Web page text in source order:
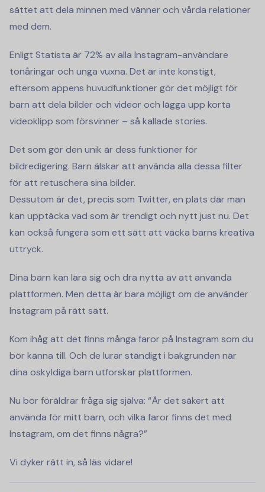
sättet att dela minnen med vänner och vårda relationer
med dem.
Enligt Statista är 72% av alla Instagram-användare
tonåringar och unga vuxna. Det är inte konstigt,
eftersom appens huvudfunktioner gör det möjligt för
barn att dela bilder och videor och lägga upp korta
videoklipp som försvinner – så kallade stories.
Det som gör den unik är dess funktioner för
bildredigering. Barn älskar att använda alla dessa filter
för att retuschera sina bilder.
Dessutom är det, precis som Twitter, en plats där man
kan upptäcka vad som är trendigt och nytt just nu. Det
kan också fungera som ett sätt att väcka barns kreativa
uttryck.
Dina barn kan lära sig och dra nytta av att använda
plattformen. Men detta är bara möjligt om de använder
Instagram på rätt sätt.
Kom ihåg att det finns många faror på Instagram som du
bör känna till. Och de lurar ständigt i bakgrunden när
dina oskyldiga barn utforskar plattformen.
Nu bör föräldrar fråga sig själva: “Är det säkert att
använda för mitt barn, och vilka faror finns det med
Instagram, om det finns några?”
Vi dyker rätt in, så läs vidare!